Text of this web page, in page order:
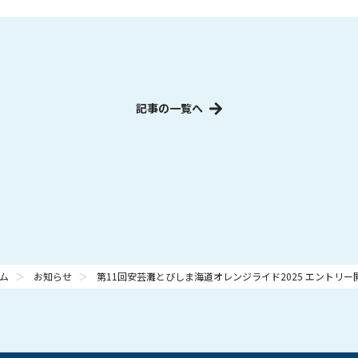
記事の一覧へ
＞ お知らせ ＞ 第11回安芸灘とびしま海道オレンジライド2025 エントリー